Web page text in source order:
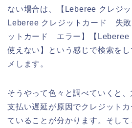
ない場合は、【Leberee クレジ
Leberee クレジットカード 失
ットカード エラー】【
使えない】という感じで検索を
メします。
そうやって色々と調べていくと、
支払い遅延が原因でクレジット
ていることが分かります。そし